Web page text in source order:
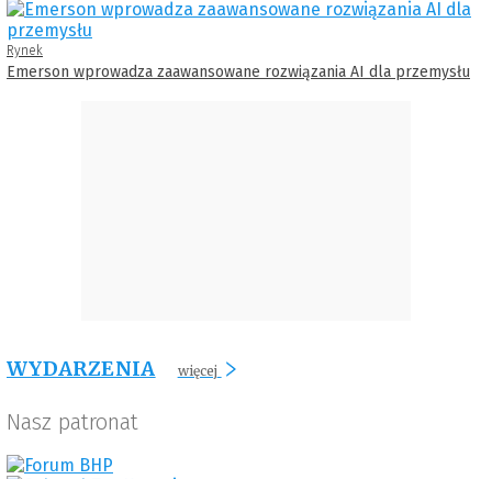
Rynek
Emerson wprowadza zaawansowane rozwiązania AI dla przemysłu
WYDARZENIA więcej
Nasz patronat